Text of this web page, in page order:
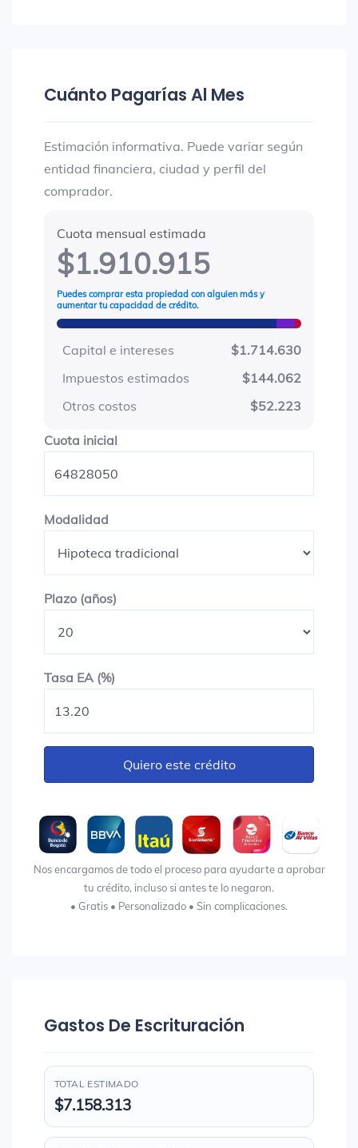
Cuánto Pagarías Al Mes
Estimación informativa. Puede variar según
entidad financiera, ciudad y perfil del
comprador.
Cuota mensual estimada
$1.910.915
Puedes comprar esta propiedad con alguien más y
aumentar tu capacidad de crédito.
Capital e intereses
$1.714.630
Impuestos estimados
$144.062
Otros costos
$52.223
Cuota inicialCuota inicial
Modalidad
Plazo (años)
Tasa EA (%)
Quiero este crédito
Nos encargamos de todo el proceso para ayudarte a aprobar
tu crédito, incluso si antes te lo negaron.
• Gratis • Personalizado • Sin complicaciones.
Gastos De Escrituración
TOTAL ESTIMADO
$7.158.313